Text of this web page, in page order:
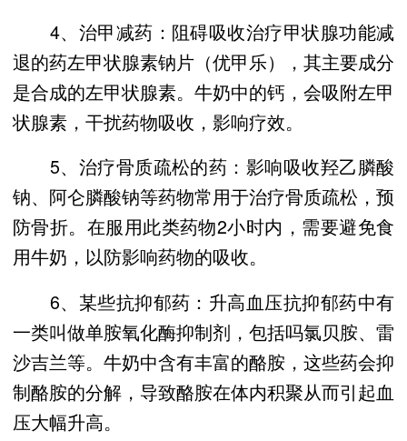
4、治甲减药：阻碍吸收治疗甲状腺功能减
退的药左甲状腺素钠片（优甲乐），其主要成分
是合成的左甲状腺素。牛奶中的钙，会吸附左甲
状腺素，干扰药物吸收，影响疗效。
5、治疗骨质疏松的药：影响吸收羟乙膦酸
钠、阿仑膦酸钠等药物常用于治疗骨质疏松，预
防骨折。在服用此类药物2小时内，需要避免食
用牛奶，以防影响药物的吸收。
6、某些抗抑郁药：升高血压抗抑郁药中有
一类叫做单胺氧化酶抑制剂，包括吗氯贝胺、雷
沙吉兰等。牛奶中含有丰富的酪胺，这些药会抑
制酪胺的分解，导致酪胺在体内积聚从而引起血
压大幅升高。